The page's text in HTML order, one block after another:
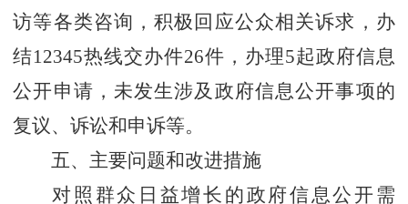
访等各类咨询，积极回应公众相关诉求，办
结12345热线交办件26件，办理5起政府信息
公开申请，未发生涉及政府信息公开事项的
复议、诉讼和申诉等。
五、主要问题和改进措施
对照群众日益增长的政府信息公开需